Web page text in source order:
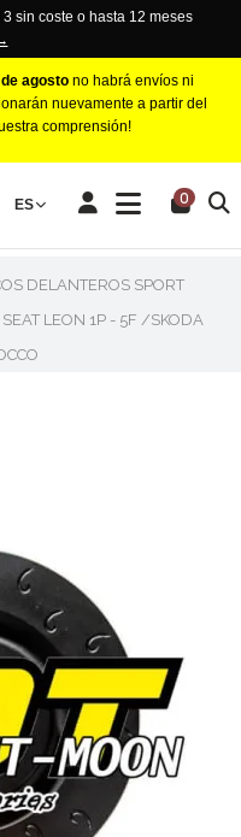
3 sin coste o hasta 12 meses
agostono habrá envíos ni
nuevamente a partir del
comprensión!
ES 0
DELANTEROS SPORT
LEON 1P - 5F /SKODA